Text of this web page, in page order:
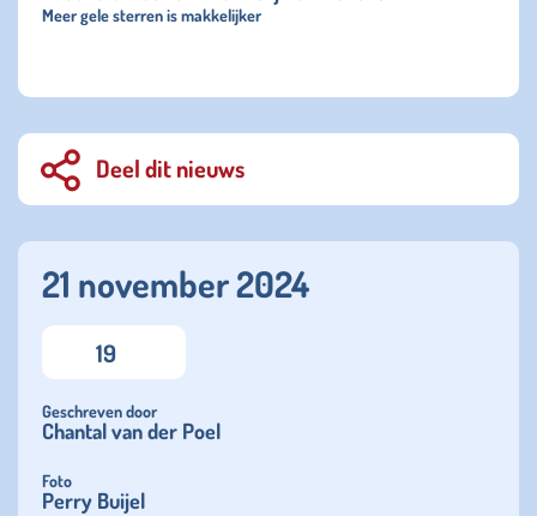
Meer gele sterren is makkelijker
Deel dit nieuws
21 november 2024
19
Geschreven door
Chantal van der Poel
Foto
Perry Buijel